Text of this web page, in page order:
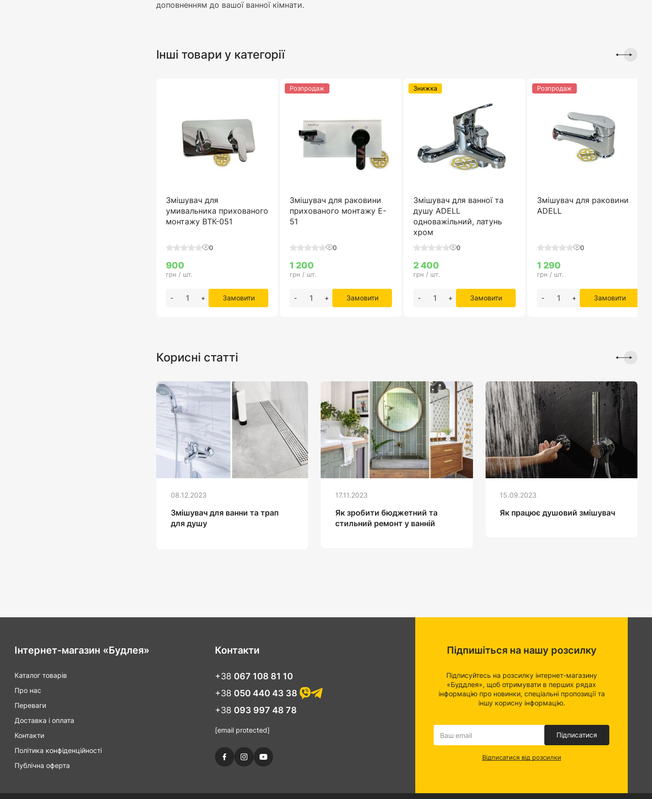
доповненням до вашої ванної кімнати.
Інші товари у категорії
Змішувач для
умивальника прихованого
монтажу ВТК-051
0
900
грн / шт.
- + Замовити
Змішувач для раковини
прихованого монтажу E-
51
0
1 200
грн / шт.
- + Замовити
Розпродаж
Змішувач для ванної та
душу ADELL
одноважільний, латунь
хром
0
2 400
грн / шт.
- + Замовити
Знижка
Змішувач для раковини
ADELL
0
1 290
грн / шт.
- + Замовити
Розпродаж
Корисні статті
08.12.2023
Змішувач для ванни та трап
для душу
17.11.2023
Як зробити бюджетний та
стильний ремонт у ванній
15.09.2023
Як працює душовий змішувач
Інтернет-магазин «Будлея»
Каталог товарів
Про нас
Переваги
Доставка і оплата
Контакти
Політика конфіденційності
Публічна оферта
Контакти
+38 067 108 81 10
+38 050 440 43 38
+38 093 997 48 78
[email protected]
Підпишіться на нашу розсилку
Підписуйтесь на розсилку інтернет-магазину
«Буддлея», щоб отримувати в перших рядах
інформацію про новинки, спеціальні пропозиції та
іншу корисну інформацію.
Підписатися
Відписатися від розсилки